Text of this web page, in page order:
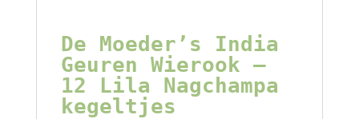
De Moeder’s India
Geuren Wierook –
12 Lila Nagchampa
kegeltjes